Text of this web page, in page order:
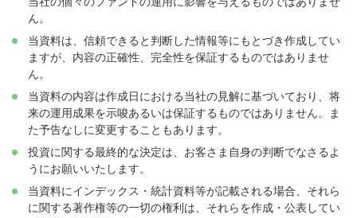
ん。
当資料は、信頼できると判断した情報等にもとづき作成してい
ますが、内容の正確性、完全性を保証するものではありませ
ん。
当資料の内容は作成日における当社の見解に基づいており、将
来の運用成果を示唆あるいは保証するものではありません。ま
た予告なしに変更することもあります。
投資に関する最終的な決定は、お客さま自身の判断でなさるよ
うにお願いいたします。
当資料にインデックス・統計資料等が記載される場合、それら
に関する著作権等の一切の権利は、それらを作成・公表してい